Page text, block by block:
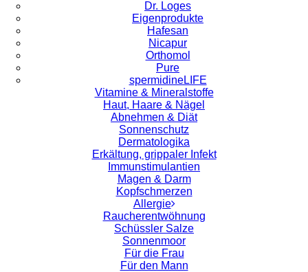
Dr. Loges
Eigenprodukte
Hafesan
Nicapur
Orthomol
Pure
spermidineLIFE
Vitamine & Mineralstoffe
Haut, Haare & Nägel
Abnehmen & Diät
Sonnenschutz
Dermatologika
Erkältung, grippaler Infekt
Immunstimulantien
Magen & Darm
Kopfschmerzen
Allergie
Raucherentwöhnung
Schüssler Salze
Sonnenmoor
Für die Frau
Für den Mann